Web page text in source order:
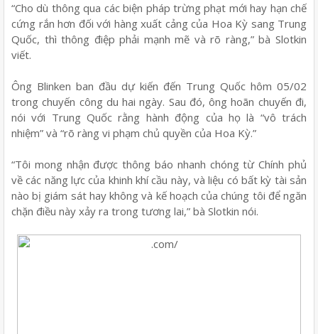
“Cho dù thông qua các biện pháp trừng phạt mới hay hạn chế
cứng rắn hơn đối với hàng xuất cảng của Hoa Kỳ sang Trung
Quốc, thì thông điệp phải mạnh mẽ và rõ ràng,” bà Slotkin
viết.
Ông Blinken ban đầu dự kiến đến Trung Quốc hôm 05/02
trong chuyến công du hai ngày. Sau đó, ông hoãn chuyến đi,
nói với Trung Quốc rằng hành động của họ là “vô trách
nhiệm” và “rõ ràng vi phạm chủ quyền của Hoa Kỳ.”
“Tôi mong nhận được thông báo nhanh chóng từ Chính phủ
về các năng lực của khinh khí cầu này, và liệu có bất kỳ tài sản
nào bị giám sát hay không và kế hoạch của chúng tôi để ngăn
chặn điều này xảy ra trong tương lai,” bà Slotkin nói.